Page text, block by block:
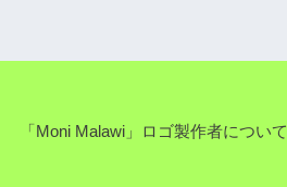
「Moni Malawi」ロゴ製作者について